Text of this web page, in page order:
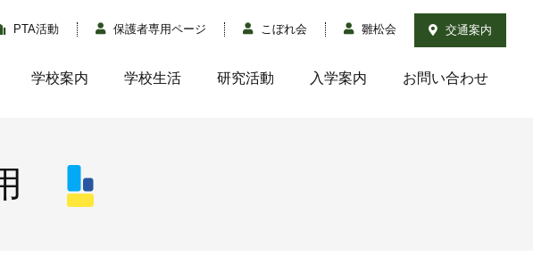
PTA活動 保護者専用ページ こぼれ会 雛松会 交通案内
学校案内 学校生活 研究活動 入学案内 お問い合わせ